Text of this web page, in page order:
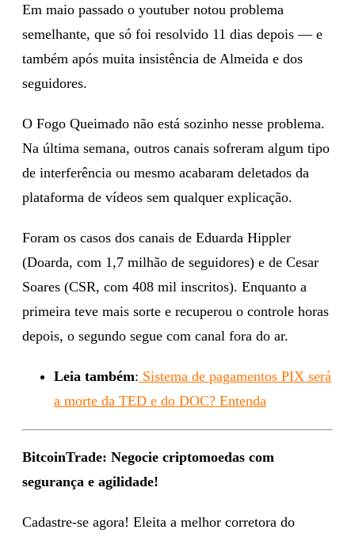
Em maio passado o youtuber notou problema
semelhante, que só foi resolvido 11 dias depois — e
também após muita insistência de Almeida e dos
seguidores.
O Fogo Queimado não está sozinho nesse problema.
Na última semana, outros canais sofreram algum tipo
de interferência ou mesmo acabaram deletados da
plataforma de vídeos sem qualquer explicação.
Foram os casos dos canais de Eduarda Hippler
(Doarda, com 1,7 milhão de seguidores) e de Cesar
Soares (CSR, com 408 mil inscritos). Enquanto a
primeira teve mais sorte e recuperou o controle horas
depois, o segundo segue com canal fora do ar.
Leia também: Sistema de pagamentos PIX será
a morte da TED e do DOC? Entenda
BitcoinTrade: Negocie criptomoedas com
segurança e agilidade!
Cadastre-se agora! Eleita a melhor corretora do